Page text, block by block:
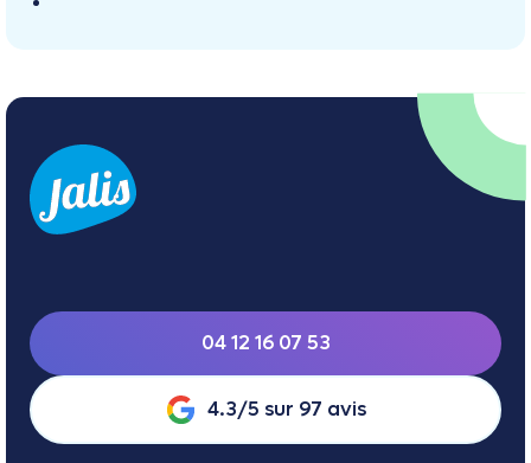
04 12 16 07 53
4.3/5 sur 97 avis